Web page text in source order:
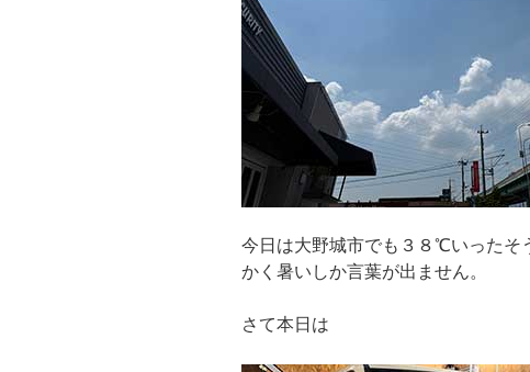
今日は大野城市でも３８℃いったそ
かく暑いしか言葉が出ません。
さて本日は